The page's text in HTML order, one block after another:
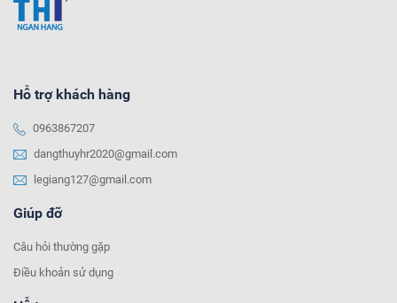
Hỗ trợ khách hàng
0963867207
dangthuyhr2020@gmail.com
legiang127@gmail.com
Giúp đỡ
Câu hỏi thường gặp
Điều khoản sử dụng